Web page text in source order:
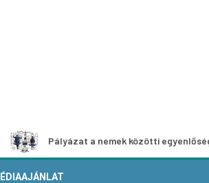
Pályázat a nemek közötti egyenlőség európai